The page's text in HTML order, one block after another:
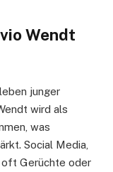
Wendt
junger
wird als
was
Social Media,
oft Gerüchte oder